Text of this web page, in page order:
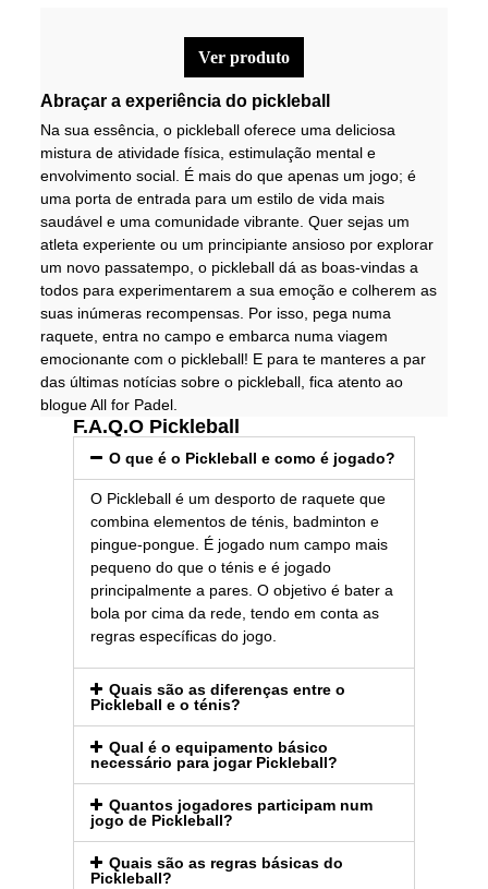
Abraçar a experiência do pickleball
Na sua essência, o pickleball oferece uma deliciosa
mistura de atividade física, estimulação mental e
envolvimento social. É mais do que apenas um jogo; é
uma porta de entrada para um estilo de vida mais
saudável e uma comunidade vibrante. Quer sejas um
atleta experiente ou um principiante ansioso por explorar
um novo passatempo, o pickleball dá as boas-vindas a
todos para experimentarem a sua emoção e colherem as
suas inúmeras recompensas. Por isso, pega numa
raquete, entra no campo e embarca numa viagem
emocionante com o pickleball! E para te manteres a par
das últimas notícias sobre o pickleball, fica atento ao
blogue All for Padel.
ver produto
F.A.Q.O Pickleball
O que é o Pickleball e como é jogado?
O Pickleball é um desporto de raquete que
combina elementos de ténis, badminton e
pingue-pongue. É jogado num campo mais
pequeno do que o ténis e é jogado
principalmente a pares. O objetivo é bater a
bola por cima da rede, tendo em conta as
regras específicas do jogo.
Quais são as diferenças entre o
Pickleball e o ténis?
Qual é o equipamento básico
necessário para jogar Pickleball?
Quantos jogadores participam num
jogo de Pickleball?
Quais são as regras básicas do
Pickleball?